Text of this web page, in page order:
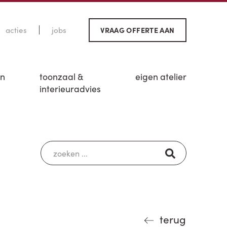
acties jobs VRAAG OFFERTE AAN
toonzaal &
interieuradvies
eigen atelier
terug